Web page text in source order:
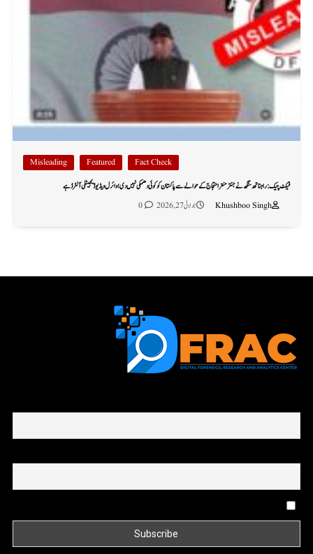
Fact Check
Featured
Misleading
فیکٹ چیک: راجناتھ سنگھ نے جنتر منتر احتجاج کے حوالے سے پاکستان کو کوئی دھمکی نہیں دی؛ وائرل ویڈیو ڈیجیٹلی آلٹرڈ ہے
Khushboo Singh
جولائی 27, 2026 0